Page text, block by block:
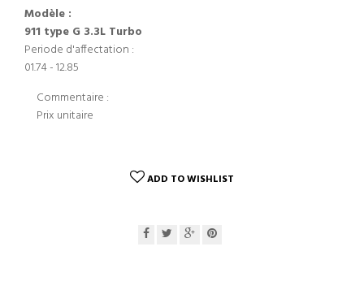
Modèle :
911 type G 3.3L Turbo
Periode d'affectation :
01.74 - 12.85
Commentaire :
Prix unitaire
ADD TO WISHLIST